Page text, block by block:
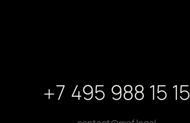
+7 495 988 15 15